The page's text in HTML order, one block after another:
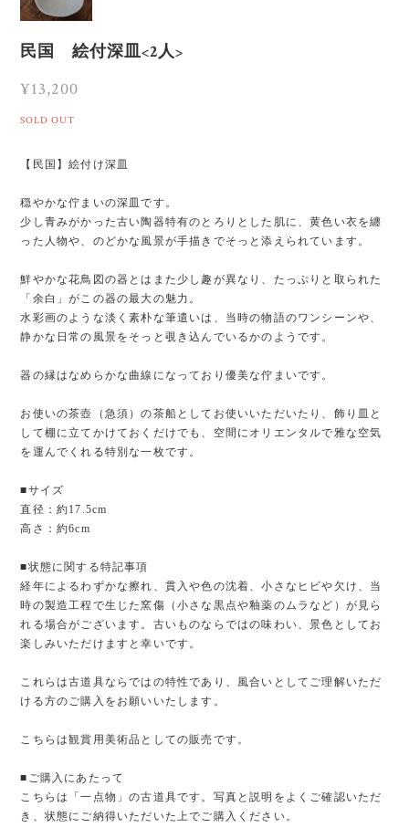
民国 絵付深皿<2人>
¥13,200
SOLD OUT
【民国】絵付け深皿
穏やかな佇まいの深皿です。
少し青みがかった古い陶器特有のとろりとした肌に、黄色い衣を纏
った人物や、のどかな風景が手描きでそっと添えられています。
鮮やかな花鳥図の器とはまた少し趣が異なり、たっぷりと取られた
「余白」がこの器の最大の魅力。
水彩画のような淡く素朴な筆遣いは、当時の物語のワンシーンや、
静かな日常の風景をそっと覗き込んでいるかのようです。
器の縁はなめらかな曲線になっており優美な佇まいです。
お使いの茶壺（急須）の茶船としてお使いいただいたり、飾り皿と
して棚に立てかけておくだけでも、空間にオリエンタルで雅な空気
を運んでくれる特別な一枚です。
■サイズ
直径：約17.5cm
高さ：約6cm
■状態に関する特記事項
経年によるわずかな擦れ、貫入や色の沈着、小さなヒビや欠け、当
時の製造工程で生じた窯傷（小さな黒点や釉薬のムラなど）が見ら
れる場合がございます。古いものならではの味わい、景色としてお
楽しみいただけますと幸いです。
これらは古道具ならではの特性であり、風合いとしてご理解いただ
ける方のご購入をお願いいたします。
こちらは観賞用美術品としての販売です。
■ご購入にあたって
こちらは「一点物」の古道具です。写真と説明をよくご確認いただ
き、状態にご納得いただいた上でご購入ください。